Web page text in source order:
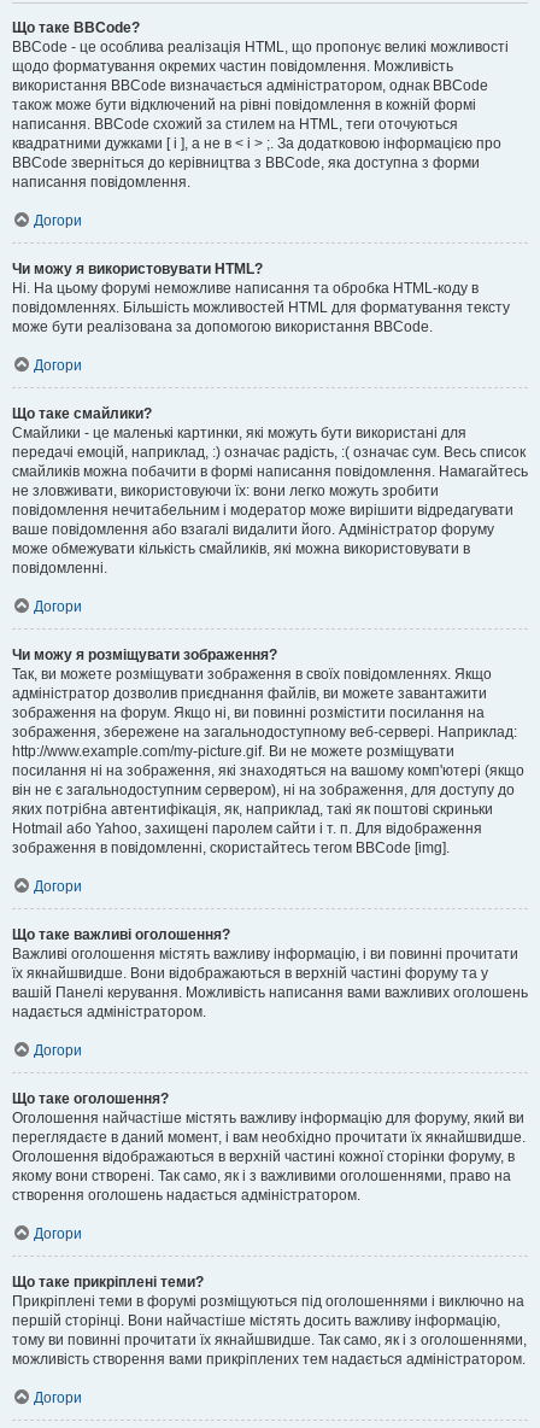
Що таке BBCode?
BBCode - це особлива реалізація HTML, що пропонує великі можливості
щодо форматування окремих частин повідомлення. Можливість
використання BBCode визначається адміністратором, однак BBCode
також може бути відключений на рівні повідомлення в кожній формі
написання. BBCode схожий за стилем на HTML, теги оточуються
квадратними дужками [ і ], а не в < і > ;. За додатковою інформацією про
BBCode зверніться до керівництва з BBCode, яка доступна з форми
написання повідомлення.
Догори
Чи можу я використовувати HTML?
Ні. На цьому форумі неможливе написання та обробка HTML-коду в
повідомленнях. Більшість можливостей HTML для форматування тексту
може бути реалізована за допомогою використання BBCode.
Догори
Що таке смайлики?
Смайлики - це маленькі картинки, які можуть бути використані для
передачі емоцій, наприклад, :) означає радість, :( означає сум. Весь список
смайликів можна побачити в формі написання повідомлення. Намагайтесь
не зловживати, використовуючи їх: вони легко можуть зробити
повідомлення нечитабельним і модератор може вирішити відредагувати
ваше повідомлення або взагалі видалити його. Адміністратор форуму
може обмежувати кількість смайликів, які можна використовувати в
повідомленні.
Догори
Чи можу я розміщувати зображення?
Так, ви можете розміщувати зображення в своїх повідомленнях. Якщо
адміністратор дозволив приєднання файлів, ви можете завантажити
зображення на форум. Якщо ні, ви повинні розмістити посилання на
зображення, збережене на загальнодоступному веб-сервері. Наприклад:
http://www.example.com/my-picture.gif. Ви не можете розміщувати
посилання ні на зображення, які знаходяться на вашому комп'ютері (якщо
він не є загальнодоступним сервером), ні на зображення, для доступу до
яких потрібна автентифікація, як, наприклад, такі як поштові скриньки
Hotmail або Yahoo, захищені паролем сайти і т. п. Для відображення
зображення в повідомленні, скористайтесь тегом BBCode [img].
Догори
Що таке важливі оголошення?
Важливі оголошення містять важливу інформацію, і ви повинні прочитати
їх якнайшвидше. Вони відображаються в верхній частині форуму та у
вашій Панелі керування. Можливість написання вами важливих оголошень
надається адміністратором.
Догори
Що таке оголошення?
Оголошення найчастіше містять важливу інформацію для форуму, який ви
переглядаєте в даний момент, і вам необхідно прочитати їх якнайшвидше.
Оголошення відображаються в верхній частині кожної сторінки форуму, в
якому вони створені. Так само, як і з важливими оголошеннями, право на
створення оголошень надається адміністратором.
Догори
Що таке прикріплені теми?
Прикріплені теми в форумі розміщуються під оголошеннями і виключно на
першій сторінці. Вони найчастіше містять досить важливу інформацію,
тому ви повинні прочитати їх якнайшвидше. Так само, як і з оголошеннями,
можливість створення вами прикріплених тем надається адміністратором.
Догори